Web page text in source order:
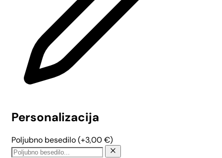
Personalizacija
Poljubno besedilo(+3,00€)